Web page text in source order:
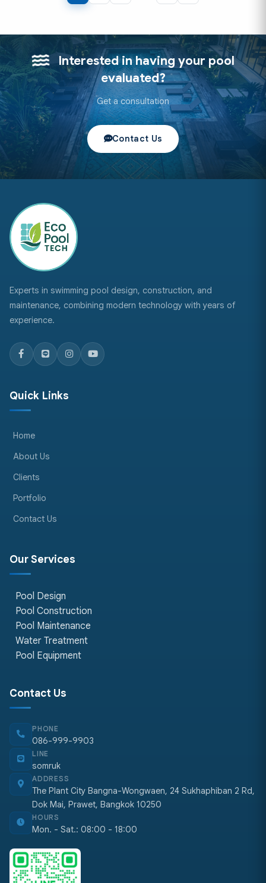
Interested in having your pool
evaluated?
Get a consultation
Contact Us
Experts in swimming pool design, construction, and
maintenance, combining modern technology with years of
experience.
Quick Links
Home
About Us
Clients
Portfolio
Contact Us
Our Services
Pool Design
Pool Construction
Pool Maintenance
Water Treatment
Pool Equipment
Contact Us
PHONE
086-999-9903
LINE
somruk
ADDRESS
The Plant City Bangna-Wongwaen, 24 Sukhaphiban 2 Rd,
Dok Mai, Prawet, Bangkok 10250
HOURS
Mon. - Sat.: 08:00 - 18:00